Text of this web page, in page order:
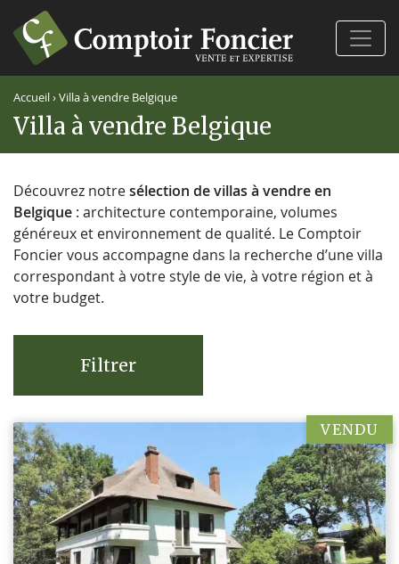
Accueil›Villa à vendre Belgique
Villa à vendre Belgique
Découvrez notresélection de villas à vendre en
Belgique : architecture contemporaine, volumes
généreux et environnement de qualité. Le Comptoir
Foncier vous accompagne dans la recherche d’une villa
correspondant à votre style de vie, à votre région et à
votre budget.
Filtrer
VENDU